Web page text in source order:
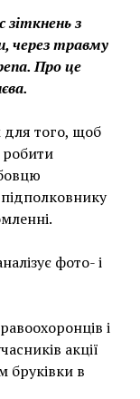
зіткнень з
через травму
Про це
для того, щоб
фото- і
і
акції
бруківки в